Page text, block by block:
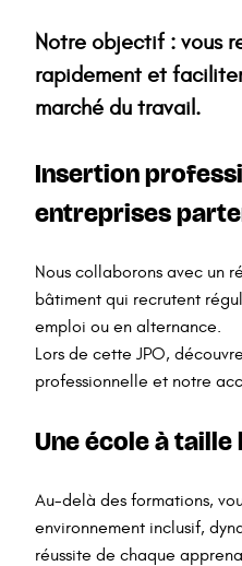
Notre objectif : vous
rapidement et
marché du travail.
Insertion
entreprises
Nous collaborons avec un
bâtiment qui recrutent
emploi ou en alternance.
Lors de cette JPO,
professionnelle et notre
Une école à taille
Au-delà des formations,
environnement inclusif,
réussite de chaque